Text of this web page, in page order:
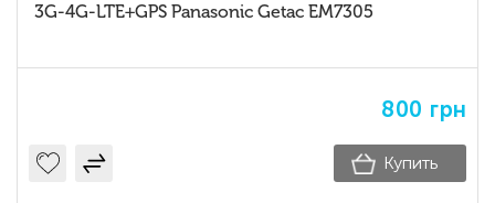
3G-4G-LTE+GPS Panasonic Getac EM7305
800 грн
Купить